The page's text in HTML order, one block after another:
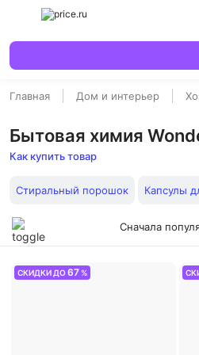
Главная Дом и интерьер
Бытовая химия
Как купить товар
Стиральный порошок Капсулы
Сначала
СКИДКИ ДО67 %